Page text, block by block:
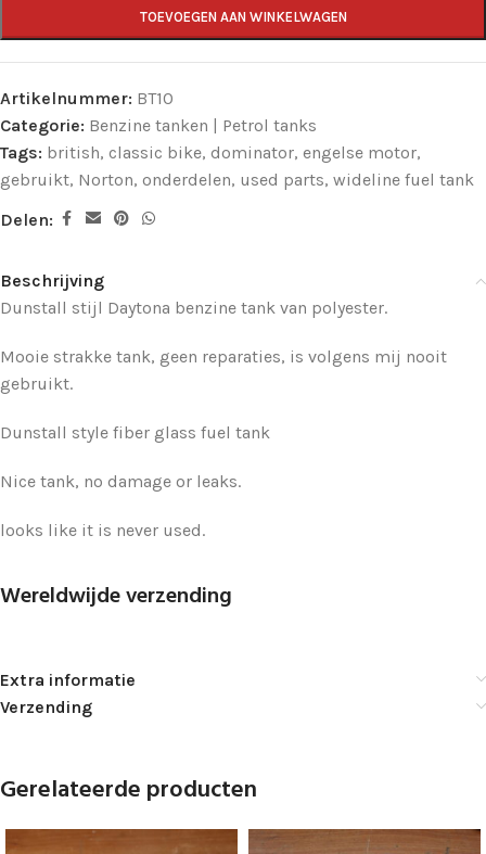
TOEVOEGEN AAN WINKELWAGEN
Artikelnummer: BT10
Categorie: Benzine tanken | Petrol tanks
Tags: british, classic bike, dominator, engelse motor,
gebruikt, Norton, onderdelen, used parts, wideline fuel tank
Delen:
Beschrijving
Dunstall stijl Daytona benzine tank van polyester.
Mooie strakke tank, geen reparaties, is volgens mij nooit
gebruikt.
Dunstall style fiber glass fuel tank
Nice tank, no damage or leaks.
looks like it is never used.
Wereldwijde verzending
Extra informatie
Verzending
Gerelateerde producten